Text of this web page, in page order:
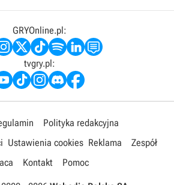
GRYOnline.pl:
tvgry.pl:
Polityka redakcyjna
Ustawienia cookies Reklama
Zespół
Kontakt Pomoc